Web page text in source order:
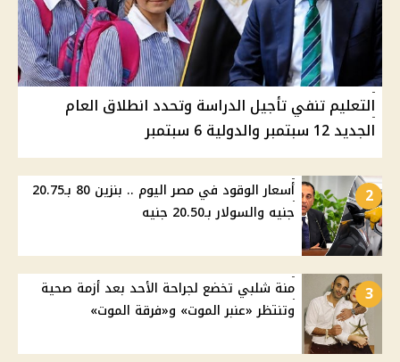
التعليم تنفي تأجيل الدراسة وتحدد انطلاق العام
الجديد 12 سبتمبر والدولية 6 سبتمبر
2
أسعار الوقود في مصر اليوم .. بنزين 80 بـ20.75
جنيه والسولار بـ20.50 جنيه
3
منة شلبي تخضع لجراحة الأحد بعد أزمة صحية
وتنتظر «عنبر الموت» و«فرقة الموت»